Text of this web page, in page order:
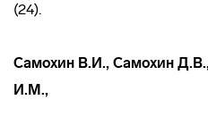
(24).
Самохин В.И., Самохин
И.М.,